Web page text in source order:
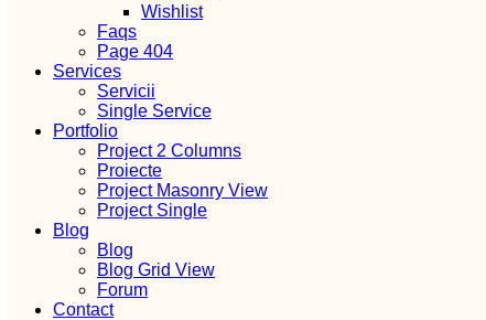
Wishlist
Faqs
Page 404
Services
Servicii
Single Service
Portfolio
Project 2 Columns
Proiecte
Project Masonry View
Project Single
Blog
Blog
Blog Grid View
Forum
Contact